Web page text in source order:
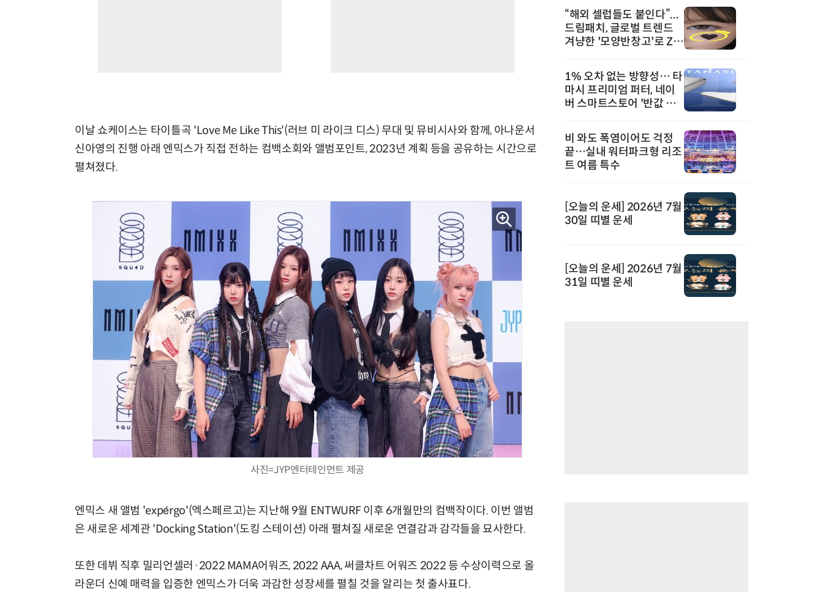
이날 쇼케이스는 타이틀곡 'Love Me Like This'(러브 미 라이크 디스) 무대 및 뮤비시사와 함께, 아나운서
신아영의 진행 아래 엔믹스가 직접 전하는 컴백소회와 앨범포인트, 2023년 계획 등을 공유하는 시간으로
펼쳐졌다.
사진=JYP엔터테인먼트 제공
엔믹스 새 앨범 'expérgo'(엑스페르고)는 지난해 9월 ENTWURF 이후 6개월만의 컴백작이다. 이번 앨범
은 새로운 세계관 'Docking Station'(도킹 스테이션) 아래 펼쳐질 새로운 연결감과 감각들을 묘사한다.
또한 데뷔 직후 밀리언셀러·2022 MAMA어워즈, 2022 AAA, 써클차트 어워즈 2022 등 수상이력으로 올
라운더 신예 매력을 입증한 엔믹스가 더욱 과감한 성장세를 펼칠 것을 알리는 첫 출사표다.
“해외 셀럽들도 붙인다”...
드림패치, 글로벌 트렌드
겨냥한 '모양반창고'로 Z세
1% 오차 없는 방향성… 타
마시 프리미엄 퍼터, 네이
버 스마트스토어 '반값 할
비 와도 폭염이어도 걱정
끝…실내 워터파크형 리조
트 여름 특수
[오늘의 운세] 2026년 7월
30일 띠별 운세
[오늘의 운세] 2026년 7월
31일 띠별 운세